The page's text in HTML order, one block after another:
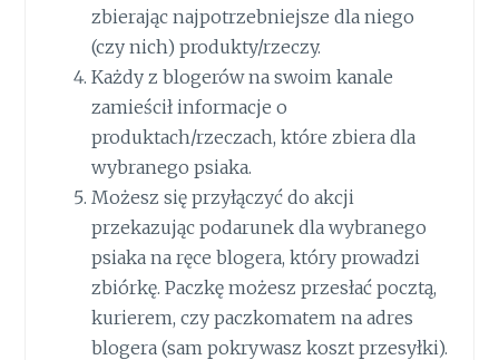
zbierając najpotrzebniejsze dla niego
(czy nich) produkty/rzeczy.
Każdy z blogerów na swoim kanale
zamieścił informacje o
produktach/rzeczach, które zbiera dla
wybranego psiaka.
Możesz się przyłączyć do akcji
przekazując podarunek dla wybranego
psiaka na ręce blogera, który prowadzi
zbiórkę. Paczkę możesz przesłać pocztą,
kurierem, czy paczkomatem na adres
blogera (sam pokrywasz koszt przesyłki).